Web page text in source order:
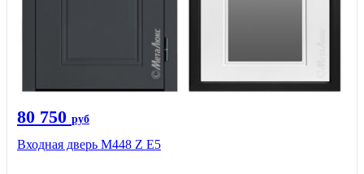
80 750 руб
Входная дверь М448 Z Е5